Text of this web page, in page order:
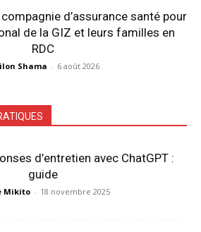
d’assurance santé pour
de la GIZ et leurs familles en
RDC
Shama - 6 août 2026
d’entretien avec ChatGPT :
guide
Mikito - 18 novembre 2025